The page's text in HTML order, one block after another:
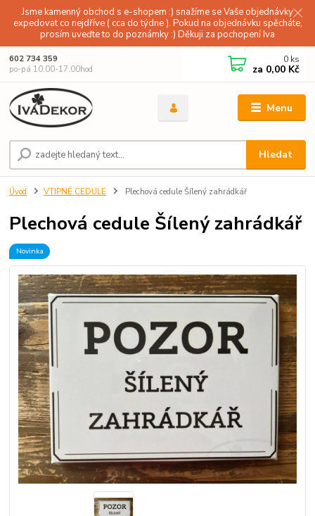
Jsme kamenný obchod s e-shopem :) snažíme se Vaše objednávky
expedovat co nejdříve ( cca do týdne ). Pokud na objednávku spěcháte,
prosím uveďte to do poznámky :) Děkuji za pochopení Iva
Menu
Hledat
602 734 359
po-pá 10.00-17.00hod
0 ks
za 0,00 Kč
Úvod VTIPNÉ CEDULE Plechová cedule Šílený zahrádkář
Plechová cedule Šílený zahrádkář
Novinka